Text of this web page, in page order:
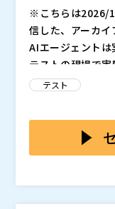
費用や工数負担
A移行後の運用・
いる ・SAP運用
トを見直したい
社で品質やテス
スト自動化に関心
SAP運用におけ
話ではありません
重要なのは、
本セミナーでは
まうのか、その
消されないのか
そのうえで、“
※こちらは2026/
信した、アーカイ
AIエージェント
テストの現場で
ます。本セミナー
か、そして安全
の組織的な枠組
さらに、オーテ
ついての短い実
自動化を本格的
実際にできるこ
テスト